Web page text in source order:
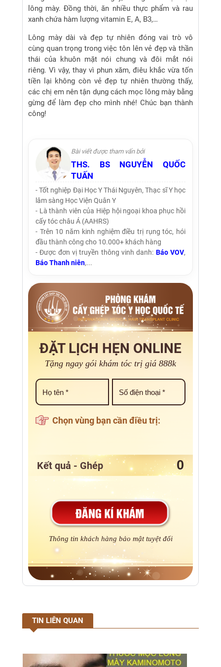
lông mày. Đồng thời, ăn nhiều thực phẩm và rau
xanh chứa hàm lượng vitamin E, A, B3,…
Lông mày dài và đẹp tự nhiên đóng vai trò vô
cùng quan trọng trong việc tôn lên vẻ đẹp và thần
thái của khuôn mặt nói chung và đôi mắt nói
riêng. Vì vậy, thay vì phun xăm, điêu khắc vừa tốn
tiền lại không còn vẻ đẹp tự nhiên thường thấy,
các chị em nên tận dụng cách mọc lông mày bằng
gừng để làm đẹp cho mình nhé! Chúc bạn thành
công!
Bài viết được tham vấn bởi
THS. BS NGUYỄN QUỐC
TUẤN
- Tốt nghiệp Đại Học Y Thái Nguyên, Thạc sĩ Y học
lâm sàng Học Viện Quân Y
- Là thành viên của Hiệp hội ngoại khoa phục hồi
cấy tóc châu Á (AAHRS)
- Trên 10 năm kinh nghiệm điều trị rụng tóc, hói
đầu thành công cho 10.000+ khách hàng
- Được đơn vị truyền thông vinh danh: Báo VOV,
Báo Thanh niên,...
ĐẶT LỊCH HẸN ONLINE
Tặng ngay gói khám tóc trị giá 888k
Chọn vùng bạn cần điều trị:
Kết quả - Ghép
Thông tin khách hàng bảo mật tuyệt đối
TIN LIÊN QUAN